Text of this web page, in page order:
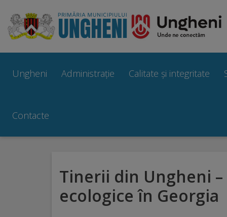
Ungheni
Prezentare
Simbolurile
orașului
brand
Ungheni Administrație Calitate și integritate
Contacte
Tinerii din Ungheni
ecologice în Georgia